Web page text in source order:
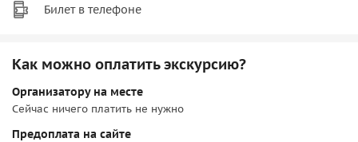
Билет в телефоне
Как можно оплатить экскурсию?
Организатору на месте
Сейчас ничего платить не нужно
Предоплата на сайте